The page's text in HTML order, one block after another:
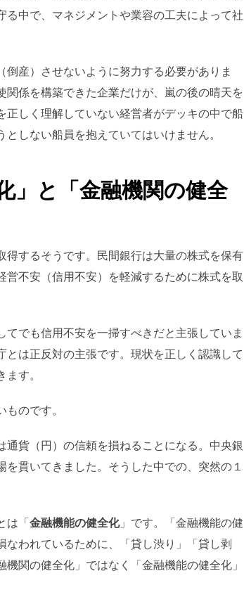
る中で、マネジメントや業容の工夫によって社
産）させないように努力する必要がありま
係を構築できた企業だけが、嵐の後の晴天を
しく理解していない経営者がデッキの中で船
しない船員を抱えていてはいけません。
」と「金融機関の健全
得するそうです。民間銀行は大量の株式を保有
不安（信用不安）を軽減するために株式を取
でも信用不安を一掃すべきだと主張していま
は正反対の主張です。現状を正しく認識して
す。
のです。
貨（円）の信頼を損ねることになる。中央銀
貫いてきました。そうした中での、突然の１
は「 金融機能の健全化」です。「金融機能の健
われているために、「貸し渋り」「貸し剥
関の健全化」ではなく「金融機能の健全化」